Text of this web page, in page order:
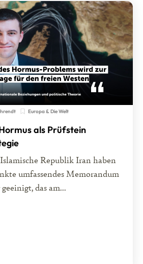
Europa & Die Welt
als Prüfstein
Republik Iran haben
umfassendes Memorandum
das am...